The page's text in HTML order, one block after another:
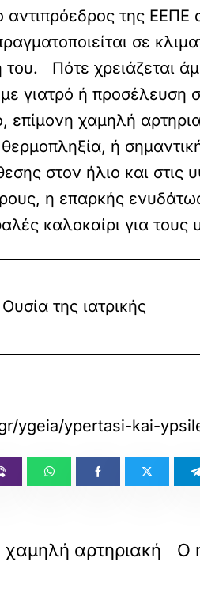
αντιπρόεδρος της
σε
του. Πότε χρειάζεται
γιατρό ή προσέλευση
επίμονη χαμηλή
ή
στον ήλιο και
η επαρκής
καλοκαίρι για τους
της ιατρικής
ygeia/ypertasi-kai-
χαμηλή αρτηριακή
Ο